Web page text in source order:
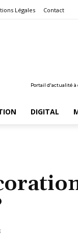
Légales Contact
Portail d'actualité
DIGITAL